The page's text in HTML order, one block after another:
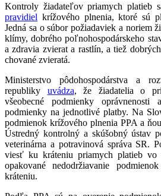
Kontroly žiadateľov priamych platieb
pravidiel krížového plnenia, ktoré sú
Jedná sa o súbor požiadaviek a noriem
klímy, dobrého poľnohospodárskeho
a zdravia zvierat a rastlín, a tiež
chované zvieratá.
Ministerstvo pôdohospodárstva a
republiky uvádza, že žiadatelia o
všeobecné podmienky
podmienky na jednotlivé platby. Na
podmienok krížového plnenia PPA a
Ústredný kontrolný a skúšobný ústav
veterinárna a potravinová správa SR.
viesť ku kráteniu priamych platieb
opakované nedodržiavanie
kráteniu.